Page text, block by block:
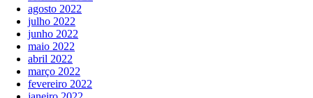
agosto 2022
julho 2022
junho 2022
maio 2022
abril 2022
março 2022
fevereiro 2022